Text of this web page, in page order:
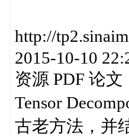
http://
2015-10-10
资源 PDF 论文
Tensor
古老方法，并